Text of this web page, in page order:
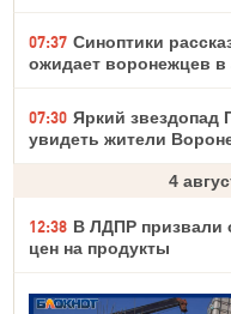
07:37 Синоптики
ожидает воронежцев в
07:30 Яркий звездопад
увидеть жители
4
12:38 В ЛДПР призвали
цен на продукты